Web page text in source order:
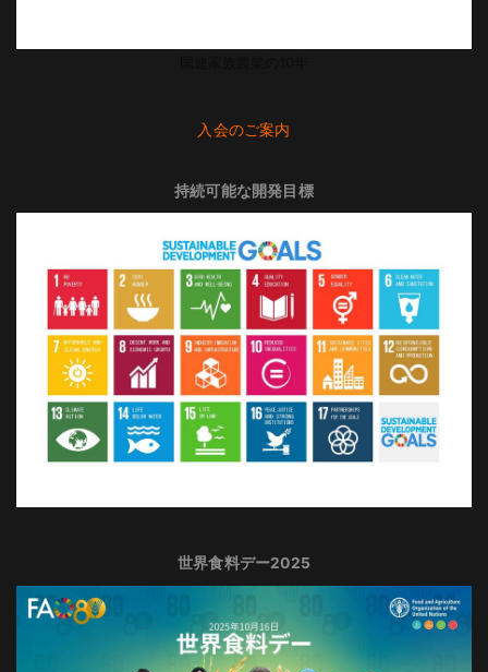
入会のご案内
持続可能な開発目標
世界食料デー2025